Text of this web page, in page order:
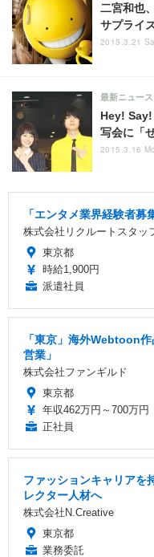
二宮和也
サプライ
2015.3.21
Hey! Say!
写会に「
最新ニュース
2015.3.16
「エンタメ業界経験者
株式会社リクルートスタッ
東京都
時給1,900円
派遣社員
「東京」海外Webtoon
営業」
株式会社ファンギルド
東京都
年収462万円～700万円
正社員
ファッションキャリアを
レクター人材へ
株式会社N.Creative
東京都
業務委託